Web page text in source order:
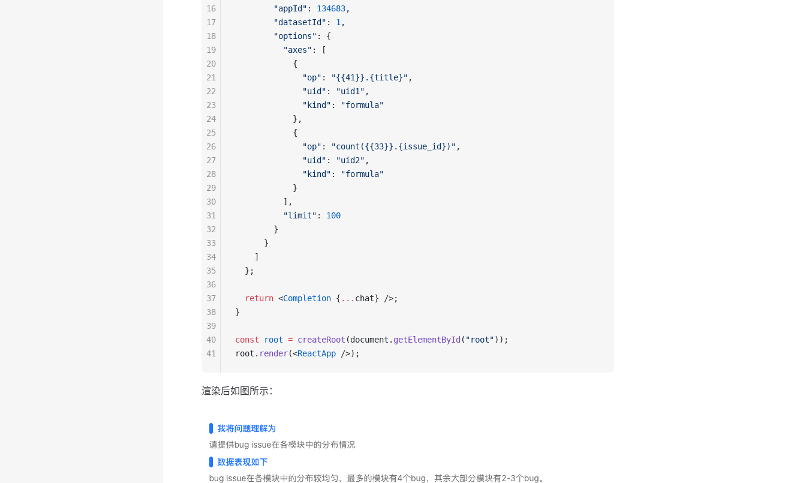
        "appId"
: 134683,
        "datasetId"
: 1 ,
        "options"
: {
          "axes"
: [
            {
              "op"
: "{{41}}.{title}" ,
              "uid"
: "uid1" ,
              "kind"
:
"formula"
            },
            {
              "op"
: "count({{33}}.{issue_id})" ,
              "uid"
: "uid2" ,
              "kind"
:
"formula"
            }
          ],
          "limit"
: 100
        }
      }
    ]
  };
  return
<Completion { ... chat} />;
}
const root = createRoot (document. getElementById ( "root"));
root. render(<ReactApp />);
16
17
18
19
20
21
22
23
24
25
26
27
28
29
30
31
32
33
34
35
36
37
38
39
40
41
渲染后如图所示：